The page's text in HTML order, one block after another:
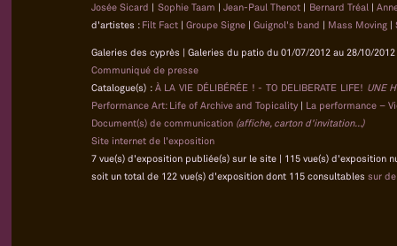
Josée Sicard | Sophie Taam | Jean-Paul Thenot | Bernard Tréal |
d'artistes : Filt Fact | Groupe Signe | Guignol's band | Mass Moving |
Galeries des cyprès | Galeries du patio du 01/07/2012 au 28/10/
Communiqué de presse
Catalogue(s) : À LA VIE DÉLIBÉRÉE ! - TO DELIBERATE LIFE! UNE
Performance Art: Life of Archive and Topicality | La performance –
Document(s) de communication (affiche, carton d'invitation...)
Site internet de l'exposition
7 vue(s) d'exposition publiée(s) sur le site | 115 vue(s) d'exposition
soit un total de 122 vue(s) d'exposition dont 115 consultables sur